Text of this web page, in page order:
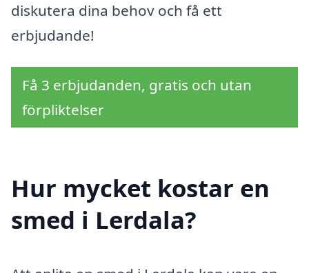
diskutera dina behov och få ett
erbjudande!
Få 3 erbjudanden, gratis och utan
förpliktelser
Hur mycket kostar en
smed i Lerdala?